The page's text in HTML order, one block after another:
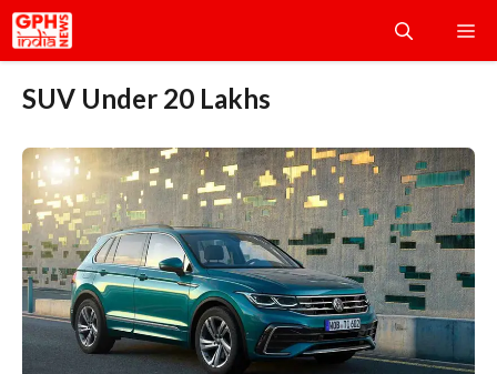
Skip
to
SUV Under 20 Lakhs